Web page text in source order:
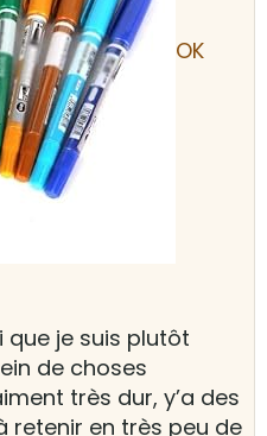
OK
que je suis plutôt
de choses
très dur, y’a des
retenir en très peu de